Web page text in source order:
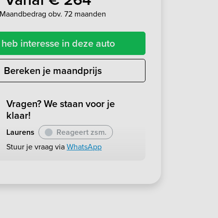
Maandbedrag obv. 72 maanden
interesse in deze auto
Bereken je maandprijs
Vragen? We staan voor je
klaar!
Laurens
Reageert zsm.
Stuur je vraag viaWhatsApp